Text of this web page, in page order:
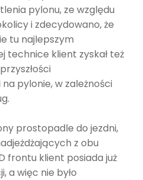
pylonu, ze względu
i zdecydowano, że
tu najlepszym
technice klient zyskał też
pylonie, w zależności
prostopadle do jezdni,
z obu
frontu klient posiada już
a więc nie było